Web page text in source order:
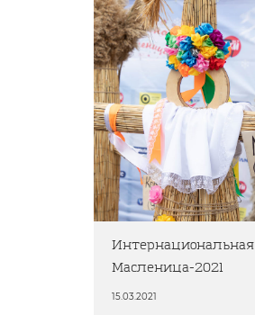
Интернациональная
Масленица-2021
15.03.2021